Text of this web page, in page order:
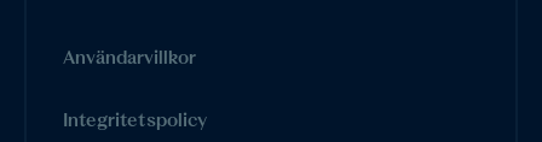
Användarvillkor
Integritetspolicy